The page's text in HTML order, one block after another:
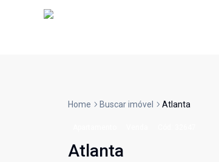
Home Buscar imóvel Atlanta
Atlanta